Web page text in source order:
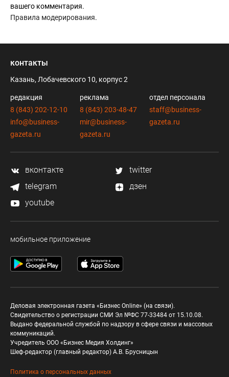
вашего комментария.
Правила модерирования.
контакты
Казань, Лобачевского 10, корпус 2
редакция
8 (843) 202-12-10
info@business-
gazeta.ru
реклама
8 (843) 203-48-47
mir@business-
gazeta.ru
отдел персонала
staff@business-
gazeta.ru
вконтакте
twitter
telegram
дзен
youtube
мобильное приложение
Деловая электронная газета «Бизнес Online» (на связи).
Свидетельство о регистрации СМИ Эл №ФС 77-33484 от 15.10.08.
Выдано федеральной службой по надзору в сфере связи и массовых
коммуникаций.
Учредитель ООО «Бизнес Медия Холдинг»
Шеф-редактор (главный редактор) А.В. Брусницын
Политика о персональных данных